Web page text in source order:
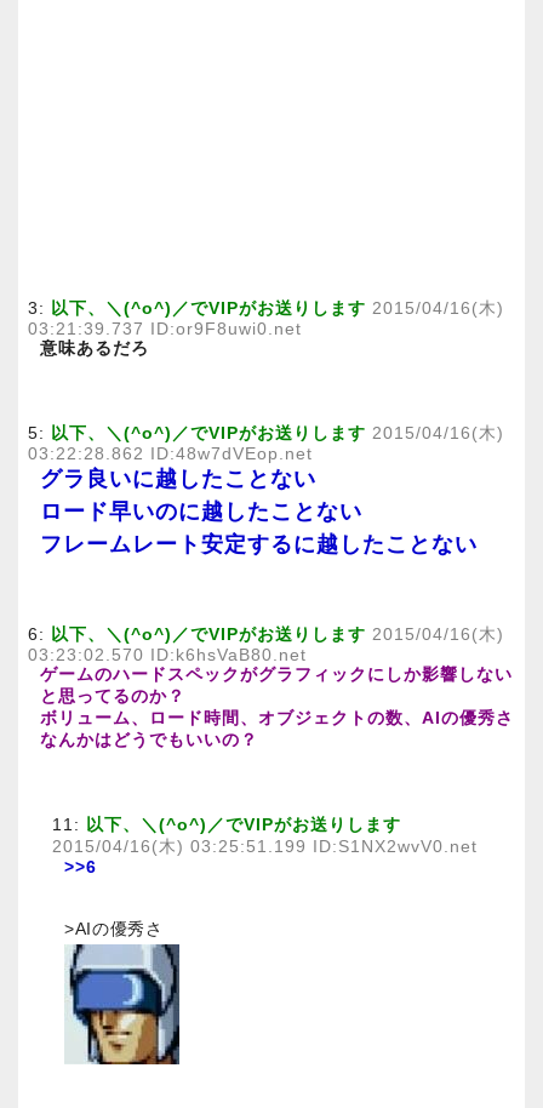
3: 以下、＼(^o^)／でVIPがお送りします 2015/04/16(木)
03:21:39.737 ID:or9F8uwi0.net
意味あるだろ
5: 以下、＼(^o^)／でVIPがお送りします 2015/04/16(木)
03:22:28.862 ID:48w7dVEop.net
グラ良いに越したことない
ロード早いのに越したことない
フレームレート安定するに越したことない
6: 以下、＼(^o^)／でVIPがお送りします 2015/04/16(木)
03:23:02.570 ID:k6hsVaB80.net
ゲームのハードスペックがグラフィックにしか影響しない
と思ってるのか？
ボリューム、ロード時間、オブジェクトの数、AIの優秀さ
なんかはどうでもいいの？
11: 以下、＼(^o^)／でVIPがお送りします
2015/04/16(木) 03:25:51.199 ID:S1NX2wvV0.net
>>6
>AIの優秀さ